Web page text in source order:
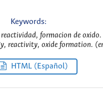
Keywords:
formacion de oxido.
reactivity, oxide formation.
HTML (Español)